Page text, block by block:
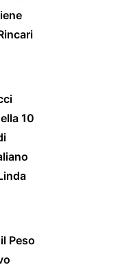
10
Peso